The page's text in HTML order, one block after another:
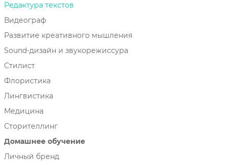
Редактура текстов
Видеограф
Развитие креативного мышления
Sound-дизайн и звукорежиссура
Стилист
Флористика
Лингвистика
Медицина
Сторителлинг
Домашнее обучение
Личный бренд